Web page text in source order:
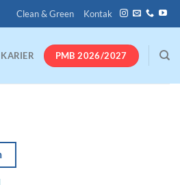
Clean & Green Kontak
KARIER PMB 2026/2027